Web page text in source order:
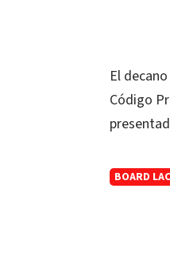
El
Código
BOARD